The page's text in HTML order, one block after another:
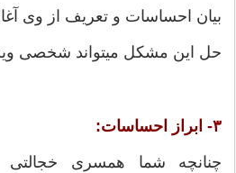
بیان احساسات و تعریف از وی آغاز
حل این مشکل میتواند شخصی
۳- ابراز احساسات:
چنانچه شما همسری خجالتی